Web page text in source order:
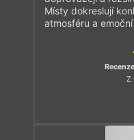
Místy dokreslují
atmosféru a
Z